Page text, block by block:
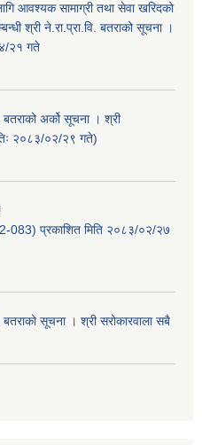
आवश्यक सामाग्री तथा सेवा खरिदको
श्री ने.रा.प्रा.वि. बतराको सूचना ।
२१ गते
बतराको अर्को सूचना । श्री
२०८३/०२/२९ गते)
प्रकाशित मिति २०८३/०२/२७
बतराको सूचना । श्री सरोकारवाला सबै